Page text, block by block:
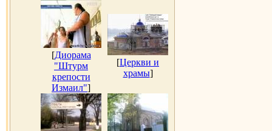
[Диорама
"Штурм
крепости
Измаил"]
[Церкви и
храмы]